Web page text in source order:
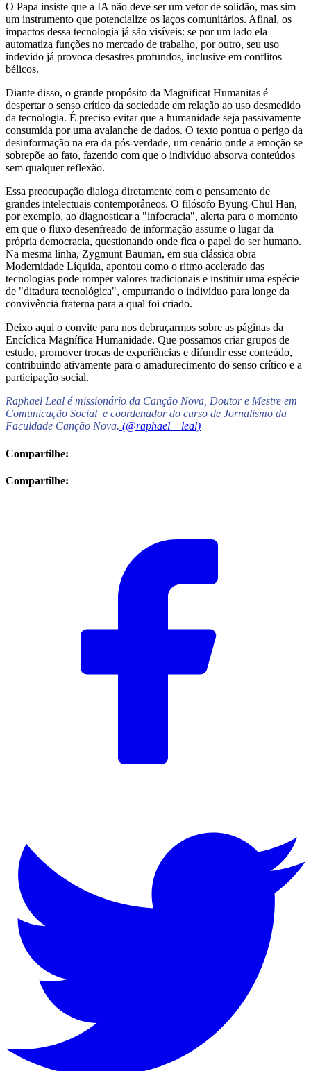
O Papa insiste que a IA não deve ser um vetor de solidão, mas sim
um instrumento que potencialize os laços comunitários. Afinal, os
impactos dessa tecnologia já são visíveis: se por um lado ela
automatiza funções no mercado de trabalho, por outro, seu uso
indevido já provoca desastres profundos, inclusive em conflitos
bélicos.
Diante disso, o grande propósito da Magnificat Humanitas é
despertar o senso crítico da sociedade em relação ao uso desmedido
da tecnologia. É preciso evitar que a humanidade seja passivamente
consumida por uma avalanche de dados. O texto pontua o perigo da
desinformação na era da pós-verdade, um cenário onde a emoção se
sobrepõe ao fato, fazendo com que o indivíduo absorva conteúdos
sem qualquer reflexão.
Essa preocupação dialoga diretamente com o pensamento de
grandes intelectuais contemporâneos. O filósofo Byung-Chul Han,
por exemplo, ao diagnosticar a "infocracia", alerta para o momento
em que o fluxo desenfreado de informação assume o lugar da
própria democracia, questionando onde fica o papel do ser humano.
Na mesma linha, Zygmunt Bauman, em sua clássica obra
Modernidade Líquida, apontou como o ritmo acelerado das
tecnologias pode romper valores tradicionais e instituir uma espécie
de "ditadura tecnológica", empurrando o indivíduo para longe da
convivência fraterna para a qual foi criado.
Deixo aqui o convite para nos debruçarmos sobre as páginas da
Encíclica Magnífica Humanidade. Que possamos criar grupos de
estudo, promover trocas de experiências e difundir esse conteúdo,
contribuindo ativamente para o amadurecimento do senso crítico e a
participação social.
Raphael Leal é missionário da Canção Nova, Doutor e Mestre em
Comunicação Social e coordenador do curso de Jornalismo da
Faculdade Canção Nova. (@raphael__leal)
Compartilhe:
Compartilhe: